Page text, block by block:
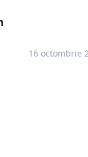
16 octombrie